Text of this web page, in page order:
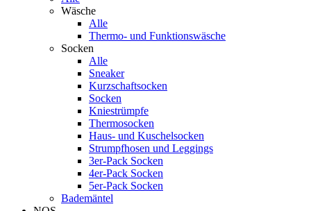
Wäsche
Alle
Thermo- und Funktionswäsche
Socken
Alle
Sneaker
Kurzschaftsocken
Socken
Kniestrümpfe
Thermosocken
Haus- und Kuschelsocken
Strumpfhosen und Leggings
3er-Pack Socken
4er-Pack Socken
5er-Pack Socken
Bademäntel